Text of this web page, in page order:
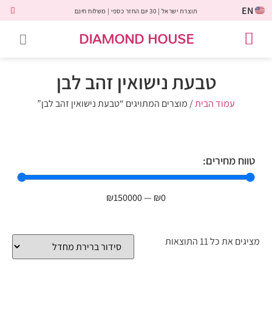
EN תוצרת ישראל | 30 יום החזר כספי | משלוח חינם
DIAMOND HOUSE
טבעת נישואין זהב לבן
עמוד הבית/ מוצרים המתויגים “טבעת נישואין זהב לבן”
טווח מחירים:
₪0
—
₪150000
מציגים את כל ⁦11⁩ התוצאות